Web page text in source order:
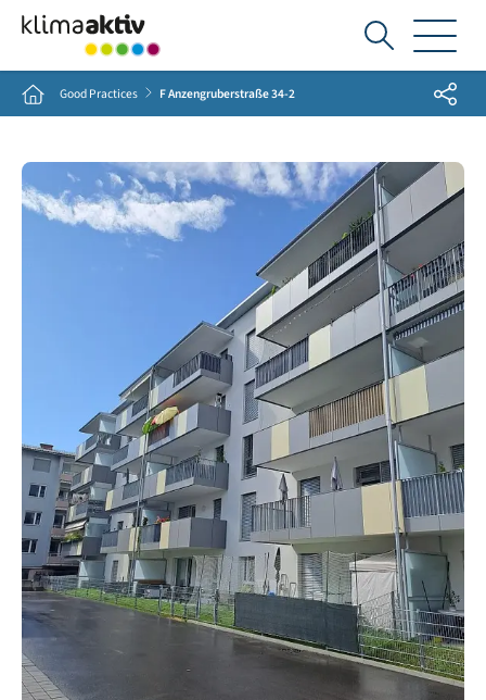
Ich
suche...
Home Good Practices F Anzengruberstraße 34-2 Share